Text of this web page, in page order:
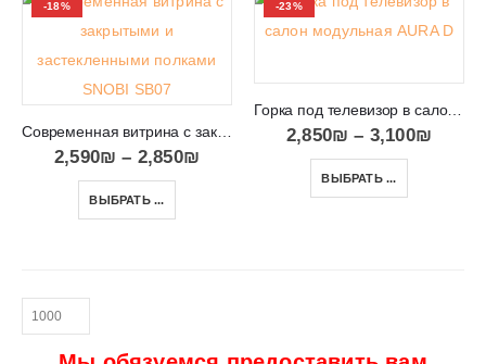
-18%
Современная витрина с закрытыми и застекленными полками SNOBI SB07
2,590₪ – 2,850₪
ВЫБРАТЬ ...
-23%
Горка под телевизор в салон модульная AURA D
2,850₪ – 3,100₪
ВЫБРАТЬ ...